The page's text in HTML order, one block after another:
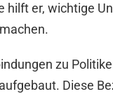
hilft er, wichtige
zu
Diese